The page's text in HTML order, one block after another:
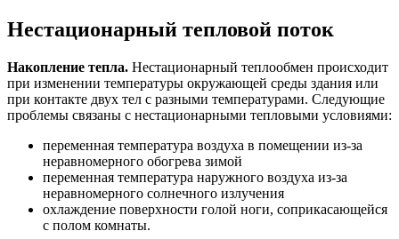
Нестационарный тепловой поток
Накопление тепла. Нестационарный теплообмен происходит
при изменении температуры окружающей среды здания или
при контакте двух тел с разными температурами. Следующие
проблемы связаны с нестационарными тепловыми условиями:
переменная температура воздуха в помещении из-за
неравномерного обогрева зимой
переменная температура наружного воздуха из-за
неравномерного солнечного излучения
охлаждение поверхности голой ноги, соприкасающейся
с полом комнаты.